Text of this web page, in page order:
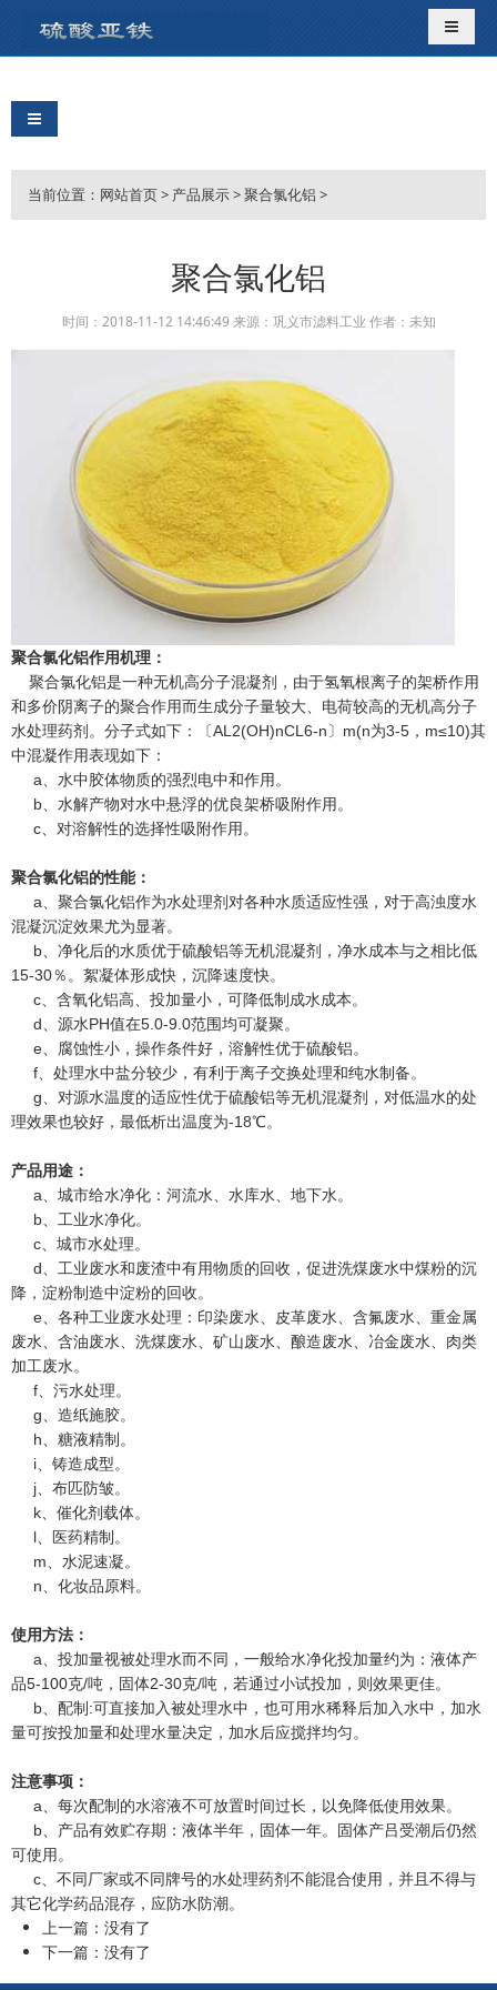
导航切
导航切换
当前位置： 网站首页> 产品展示>聚合氯化铝 >
聚合氯化铝
时间：2018-11-12 14:46:49 来源：巩义市滤料工业 作者：未知
聚合氯化铝作用机理：
聚合氯化铝是一种无机高分子混凝剂，由于氢氧根离子的架桥作用
和多价阴离子的聚合作用而生成分子量较大、电荷较高的无机高分子
水处理药剂。分子式如下：〔AL2(OH)nCL6-n〕m(n为3-5，m≤10)其
中混凝作用表现如下：
a、水中胶体物质的强烈电中和作用。
b、水解产物对水中悬浮的优良架桥吸附作用。
c、对溶解性的选择性吸附作用。
聚合氯化铝的性能：
a、聚合氯化铝作为水处理剂对各种水质适应性强，对于高浊度水
混凝沉淀效果尤为显著。
b、净化后的水质优于硫酸铝等无机混凝剂，净水成本与之相比低
15-30％。絮凝体形成快，沉降速度快。
c、含氧化铝高、投加量小，可降低制成水成本。
d、源水PH值在5.0-9.0范围均可凝聚。
e、腐蚀性小，操作条件好，溶解性优于硫酸铝。
f、处理水中盐分较少，有利于离子交换处理和纯水制备。
g、对源水温度的适应性优于硫酸铝等无机混凝剂，对低温水的处
理效果也较好，最低析出温度为-18℃。
产品用途：
a、城市给水净化：河流水、水库水、地下水。
b、工业水净化。
c、城市水处理。
d、工业废水和废渣中有用物质的回收，促进洗煤废水中煤粉的沉
降，淀粉制造中淀粉的回收。
e、各种工业废水处理：印染废水、皮革废水、含氟废水、重金属
废水、含油废水、洗煤废水、矿山废水、酿造废水、冶金废水、肉类
加工废水。
f、污水处理。
g、造纸施胶。
h、糖液精制。
i、铸造成型。
j、布匹防皱。
k、催化剂载体。
l、医药精制。
m、水泥速凝。
n、化妆品原料。
使用方法：
a、投加量视被处理水而不同，一般给水净化投加量约为：液体产
品5-100克/吨，固体2-30克/吨，若通过小试投加，则效果更佳。
b、配制:可直接加入被处理水中，也可用水稀释后加入水中，加水
量可按投加量和处理水量决定，加水后应搅拌均匀。
注意事项：
a、每次配制的水溶液不可放置时间过长，以免降低使用效果。
b、产品有效贮存期：液体半年，固体一年。固体产吕受潮后仍然
可使用。
c、不同厂家或不同牌号的水处理药剂不能混合使用，并且不得与
其它化学药品混存，应防水防潮。
上一篇：没有了
下一篇：没有了